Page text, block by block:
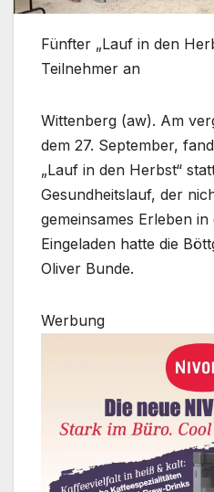
Fünfter „Lauf in den
Teilnehmer an
Wittenberg (aw). Am
dem 27. September,
„Lauf in den Herbst“
Gesundheitslauf, der
gemeinsames Erleben
Eingeladen hatte die
Oliver Bunde.
Werbung